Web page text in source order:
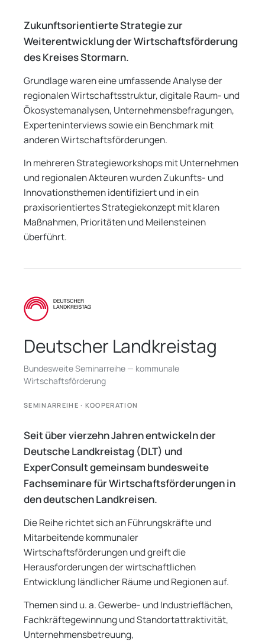
Zukunftsorientierte Strategie zur
Weiterentwicklung der Wirtschaftsförderung
des Kreises Stormarn.
Grundlage waren eine umfassende Analyse der
regionalen Wirtschaftsstruktur, digitale Raum- und
Ökosystemanalysen, Unternehmensbefragungen,
Experteninterviews sowie ein Benchmark mit
anderen Wirtschaftsförderungen.
In mehreren Strategieworkshops mit Unternehmen
und regionalen Akteuren wurden Zukunfts- und
Innovationsthemen identifiziert und in ein
praxisorientiertes Strategiekonzept mit klaren
Maßnahmen, Prioritäten und Meilensteinen
überführt.
Deutscher Landkreistag
Bundesweite Seminarreihe — kommunale
Wirtschaftsförderung
SEMINARREIHE · KOOPERATION
Seit über vierzehn Jahren entwickeln der
Deutsche Landkreistag (DLT) und
ExperConsult gemeinsam bundesweite
Fachseminare für Wirtschaftsförderungen in
den deutschen Landkreisen.
Die Reihe richtet sich an Führungskräfte und
Mitarbeitende kommunaler
Wirtschaftsförderungen und greift die
Herausforderungen der wirtschaftlichen
Entwicklung ländlicher Räume und Regionen auf.
Themen sind u. a. Gewerbe- und Industrieflächen,
Fachkräftegewinnung und Standortattraktivität,
Unternehmensbetreuung,